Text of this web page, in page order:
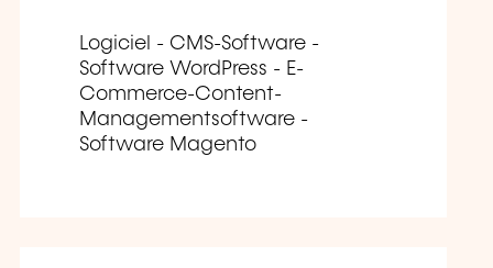
Logiciel - CMS-Software -
Software WordPress - E-
Commerce-Content-
Managementsoftware -
Software Magento